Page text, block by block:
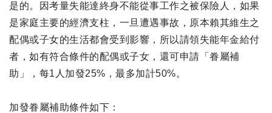
是的。因考量失能達終身不能從事工作之被保險人，如果
是家庭主要的經濟支柱，一旦遭遇事故，原本賴其維生之
配偶或子女的生活都會受到影響，所以請領失能年金給付
者，如有符合條件的配偶或子女，還可申請「眷屬補
助」，每1人加發25%，最多加計50%。
加發眷屬補助條件如下：